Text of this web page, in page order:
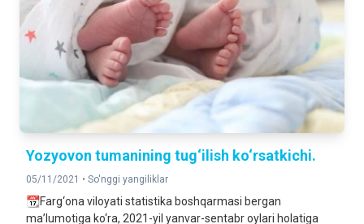
Yozyovon tumanining tug‘ilish ko‘rsatkichi.
05/11/2021 • So'nggi yangiliklar
📆Farg‘ona viloyati statistika boshqarmasi bergan
ma’lumotiga ko‘ra, 2021-yil yanvar-sentabr oylari holatiga